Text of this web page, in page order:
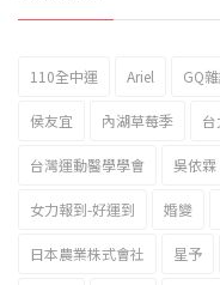
2023新北市北海岸
110全中運 Ariel GQ
侯友宜 內湖草莓季
台灣運動醫學學會 吳依霖
女力報到-好運到 婚變
日本農業株式會社 星予